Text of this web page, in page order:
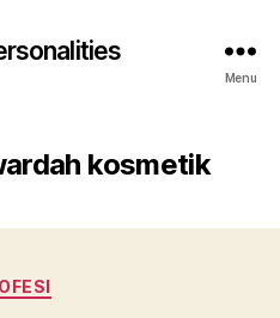
Menu
kosmetik
Categories